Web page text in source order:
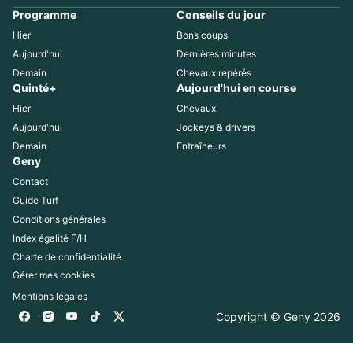
Programme
Hier
Aujourd'hui
Demain
Conseils du jour
Bons coups
Dernières minutes
Chevaux repérés
Quinté+
Hier
Aujourd'hui
Demain
Aujourd'hui en course
Chevaux
Jockeys & drivers
Entraîneurs
Geny
Contact
Guide Turf
Conditions générales
Index égalité F/H
Charte de confidentialité
Gérer mes cookies
Mentions légales
Copyright © Geny 2026